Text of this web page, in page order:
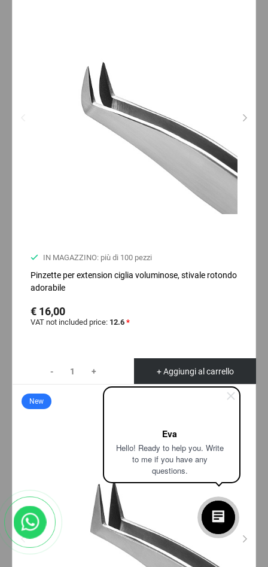
Eva
Hello! Ready to help you. Write
to me if you have any
questions.
IN MAGAZZINO: più di 100 pezzi
Pinzette per extension ciglia voluminose, stivale rotondo
adorabile
€ 16,00
VAT not included price: 12.6 *
- + + Aggiungi al carrello
New